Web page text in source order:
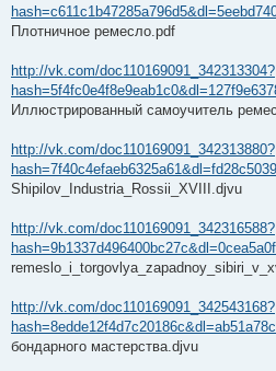
Плотничное ремесло.pdf
http://vk.com/doc110169091_342313304?
Иллюстрированный самоучитель
http://vk.com/doc110169091_342313880?
Shipilov_Industria_Rossii_XVIII.djvu
http://vk.com/doc110169091_342316588?
http://vk.com/doc110169091_342543168?
бондарного мастерства.djvu